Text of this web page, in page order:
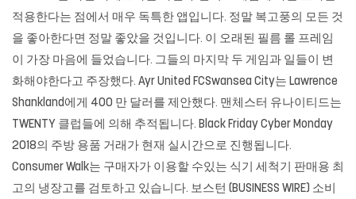
적용한다는 점에서 매우 독특한 앱입니다. 정말 복고풍의 모든 것
을 좋아한다면 정말 좋았을 것입니다. 이 오래된 필름 롤 프레임
이 가장 마음에 들었습니다. 그들의 마지막 두 게임과 일들이 변
화해야한다고 주장했다. Ayr United FCSwansea City는 Lawrence
Shankland에게 400 만 달러를 제안했다. 맨체스터 유나이티드는
TWENTY 클럽들에 의해 추적됩니다. Black Friday Cyber ​​Monday
2018의 주방 용품 거래가 현재 실시간으로 진행됩니다.
Consumer Walk는 구매자가 이용할 수있는 식기 세척기 판매용 최
고의 냉장고를 검토하고 있습니다. 보스턴 (BUSINESS WIRE) 소비